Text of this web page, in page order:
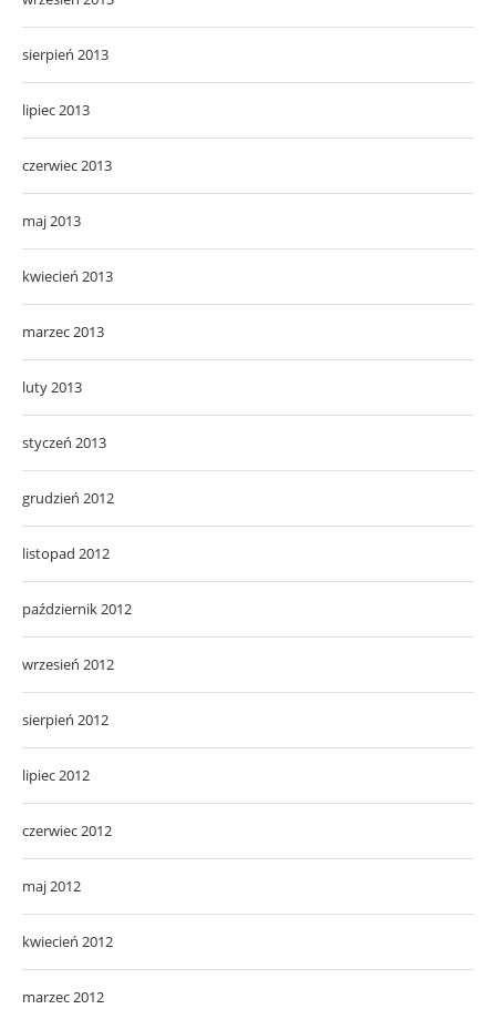
sierpień 2013
lipiec 2013
czerwiec 2013
maj 2013
kwiecień 2013
marzec 2013
luty 2013
styczeń 2013
grudzień 2012
listopad 2012
październik 2012
wrzesień 2012
sierpień 2012
lipiec 2012
czerwiec 2012
maj 2012
kwiecień 2012
marzec 2012